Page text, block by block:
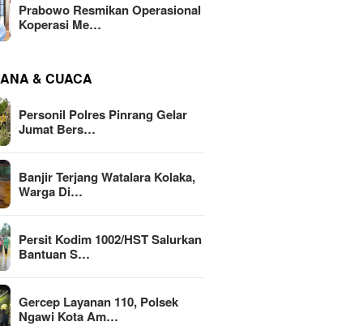
Prabowo Resmikan Operasional
Koperasi Me…
& CUACA
Personil Polres Pinrang Gelar
Jumat Bers…
Banjir Terjang Watalara Kolaka,
Warga Di…
Persit Kodim 1002/HST Salurkan
Bantuan S…
Gercep Layanan 110, Polsek
Ngawi Kota Am…